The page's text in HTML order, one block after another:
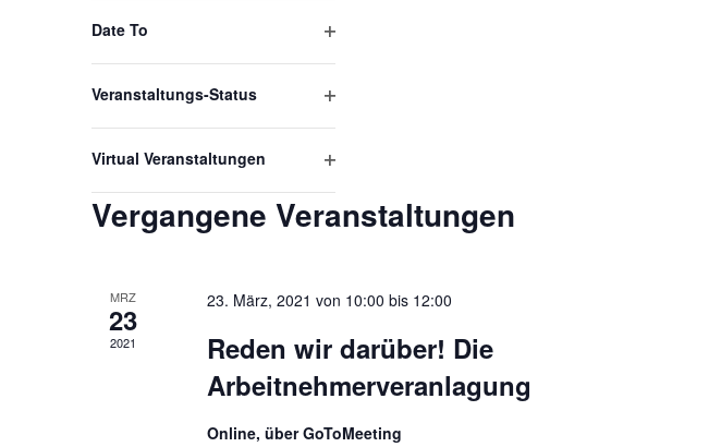
Date To Open filter
Veranstaltungs-Status Open filter
Virtual Veranstaltungen Open filter
Vergangene Veranstaltungen
MRZ
23
2021
23. März, 2021 von 10:00 bis 12:00
Reden wir darüber! Die
Arbeitnehmerveranlagung
Online, über GoToMeeting